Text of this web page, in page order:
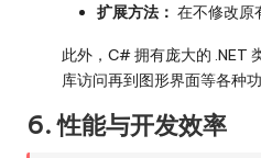
扩展方法： 在不修改原
此外，C# 拥有庞大的 .NET
库访问再到图形界面等各种
6. 性能与开发效率